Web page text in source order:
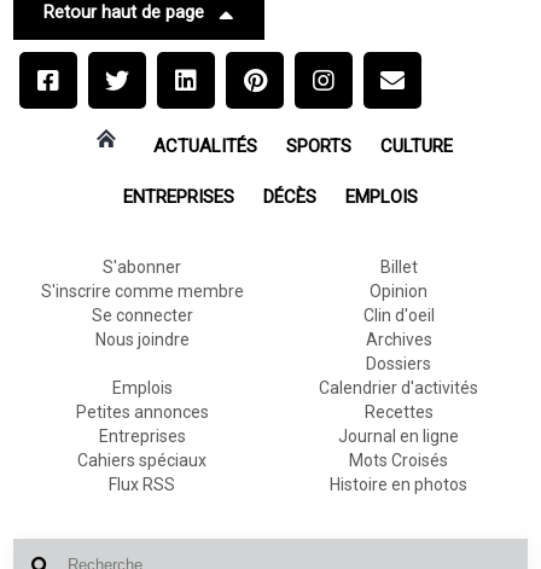
Retour haut de page
ACTUALITÉS SPORTS CULTURE
ENTREPRISES DÉCÈS EMPLOIS
S'abonner
S'inscrire comme membre
Se connecter
Nous joindre
Billet
Opinion
Clin d'oeil
Archives
Dossiers
Emplois
Petites annonces
Entreprises
Cahiers spéciaux
Flux RSS
Calendrier d'activités
Recettes
Journal en ligne
Mots Croisés
Histoire en photos